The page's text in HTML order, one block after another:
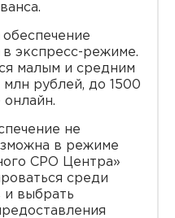
в экспресс-режиме.
малым и средним
рублей, до 1500
не
в режиме
СРО Центра»
среди
и выбрать